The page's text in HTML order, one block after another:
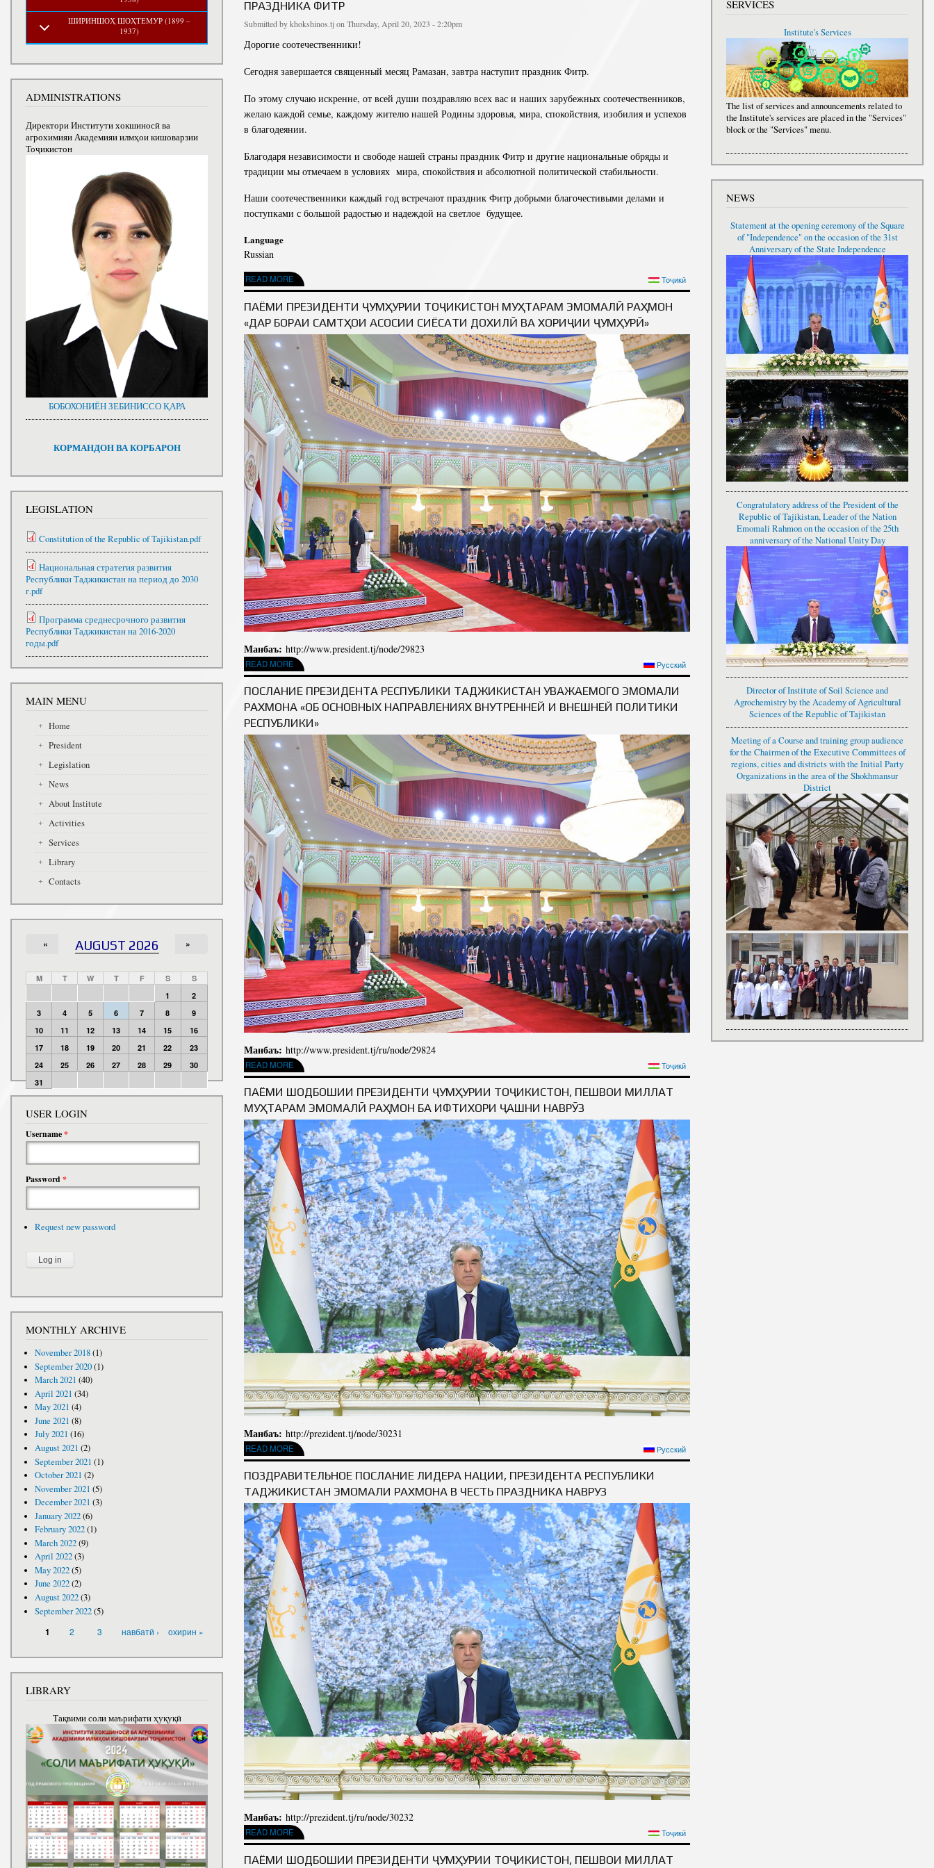
ПРАЗДНИКА ФИТР
Submitted bykhokshinos.tjon Thursday, April 20, 2023 - 2:20pm
Дорогие соотечественники!
Сегодня завершается священный месяц Рамазан, завтра наступит праздник Фитр.
По этому случаю искренне, от всей души поздравляю всех вас и наших зарубежных соотечественников,
желаю каждой семье, каждому жителю нашей Родины здоровья, мира, спокойствия, изобилия и успехов
в благодеянии.
Благодаря независимости и свободе нашей страны праздник Фитр и другие национальные обряды и
традиции мы отмечаем в условиях мира, спокойствия и абсолютной политической стабильности.
Наши соотечественники каждый год встречают праздник Фитр добрыми благочестивыми делами и
поступками с большой радостью и надеждой на светлое будущее.
Language
Russian
READ MORE
ABOUT ПОЗДРАВИТЕЛЬНОЕ ПОСЛАНИЕ ПРЕЗИДЕНТА РЕСПУБЛИКИ ТАДЖИКИСТАН, ЛИДЕРА НАЦИИ УВАЖАЕМОГО
ЭМОМАЛИ РАХМОНА ПО СЛУЧАЮ НАСТУПЛЕНИЯ ПРАЗДНИКА ФИТР
Тоҷикӣ
ПАЁМИ ПРЕЗИДЕНТИ ҶУМҲУРИИ ТОҶИКИСТОН МУҲТАРАМ ЭМОМАЛӢ РАҲМОН
«ДАР БОРАИ САМТҲОИ АСОСИИ СИЁСАТИ ДОХИЛӢ ВА ХОРИҶИИ ҶУМҲУРӢ»
Манбаъ: http://www.president.tj/node/29823
READ MORE
ABOUT ПАЁМИ ПРЕЗИДЕНТИ ҶУМҲУРИИ ТОҶИКИСТОН МУҲТАРАМ ЭМОМАЛӢ РАҲМОН «ДАР БОРАИ САМТҲОИ АСОСИИ
СИЁСАТИ ДОХИЛӢ ВА ХОРИҶИИ ҶУМҲУРӢ»
Русский
ПОСЛАНИЕ ПРЕЗИДЕНТА РЕСПУБЛИКИ ТАДЖИКИСТАН УВАЖАЕМОГО ЭМОМАЛИ
РАХМОНА «ОБ ОСНОВНЫХ НАПРАВЛЕНИЯХ ВНУТРЕННЕЙ И ВНЕШНЕЙ ПОЛИТИКИ
РЕСПУБЛИКИ»
Манбаъ: http://www.president.tj/ru/node/29824
READ MORE
ABOUT ПОСЛАНИЕ ПРЕЗИДЕНТА РЕСПУБЛИКИ ТАДЖИКИСТАН УВАЖАЕМОГО ЭМОМАЛИ РАХМОНА «ОБ ОСНОВНЫХ
НАПРАВЛЕНИЯХ ВНУТРЕННЕЙ И ВНЕШНЕЙ ПОЛИТИКИ РЕСПУБЛИКИ»
Тоҷикӣ
ПАЁМИ ШОДБОШИИ ПРЕЗИДЕНТИ ҶУМҲУРИИ ТОҶИКИСТОН, ПЕШВОИ МИЛЛАТ
МУҲТАРАМ ЭМОМАЛӢ РАҲМОН БА ИФТИХОРИ ҶАШНИ НАВРӮЗ
Манбаъ: http://prezident.tj/node/30231
READ MORE
ABOUT ПАЁМИ ШОДБОШИИ ПРЕЗИДЕНТИ ҶУМҲУРИИ ТОҶИКИСТОН, ПЕШВОИ МИЛЛАТ МУҲТАРАМ ЭМОМАЛӢ РАҲМОН БА
ИФТИХОРИ ҶАШНИ НАВРӮЗ
Русский
ПОЗДРАВИТЕЛЬНОЕ ПОСЛАНИЕ ЛИДЕРА НАЦИИ, ПРЕЗИДЕНТА РЕСПУБЛИКИ
ТАДЖИКИСТАН ЭМОМАЛИ РАХМОНА В ЧЕСТЬ ПРАЗДНИКА НАВРУЗ
Манбаъ: http://prezident.tj/ru/node/30232
READ MORE
ABOUT ПОЗДРАВИТЕЛЬНОЕ ПОСЛАНИЕ ЛИДЕРА НАЦИИ, ПРЕЗИДЕНТА РЕСПУБЛИКИ ТАДЖИКИСТАН ЭМОМАЛИ РАХМОНА
В ЧЕСТЬ ПРАЗДНИКА НАВРУЗ
Тоҷикӣ
ПАЁМИ ШОДБОШИИ ПРЕЗИДЕНТИ ҶУМҲУРИИ ТОҶИКИСТОН, ПЕШВОИ МИЛЛАТ
ШИРИНШОҲ ШОҲТЕМУР (1899 –
1937)
ADMINISTRATIONS
Директори Институти хокшиносӣ ва
агрохимияи Академияи илмҳои кишоварзии
Тоҷикистон
БОБОХОНИЁН ЗЕБИНИССО ҚАРА
КОРМАНДОН ВА КОРБАРОН
LEGISLATION
Constitution of the Republic of Tajikistan.pdf
Национальная стратегия развития
Республики Таджикистан на период до 2030
г.pdf
Программа среднесрочного развития
Республики Таджикистан на 2016-2020
годы.pdf
MAIN MENU
Home
President
Legislation
News
About Institute
Activities
Services
Library
Contacts
AUGUST 2026
« »
M T W T F S
S
1
2
3
4 5 6 7 8
9
10
11 12 13 14 15
16
17
18 19 20 21 22
23
24
25 26 27 28 29
30
31
USER LOGIN
Username*
Password*
Request new password
MONTHLY ARCHIVE
November 2018(1)
September 2020(1)
March 2021 (40)
April 2021 (34)
May 2021 (4)
June 2021 (8)
July 2021 (16)
August 2021 (2)
September 2021 (1)
October 2021 (2)
November 2021 (5)
December 2021 (3)
January 2022(6)
February 2022(1)
March 2022(9)
April 2022(3)
May 2022(5)
June 2022(2)
August 2022(3)
September 2022(5)
1 2 3 навбатӣ › охирин »
LIBRARY
Тақвими соли маърифати ҳуқуқӣ
SERVICES
Institute's Services
The list of services and announcements related to
the Institute's services are placed in the "Services"
block or the "Services" menu.
NEWS
Statement at the opening ceremony of the Square
of "Independence" on the occasion of the 31st
Anniversary of the State Independence
Congratulatory address of the President of the
Republic of Tajikistan, Leader of the Nation
Emomali Rahmon on the occasion of the 25th
anniversary of the National Unity Day
Director of Institute of Soil Science and
Agrochemistry by the Academy of Agricultural
Sciences of the Republic of Tajikistan
Meeting of a Course and training group audience
for the Chairmen of the Executive Committees of
regions, cities and districts with the Initial Party
Organizations in the area of the Shokhmansur
District